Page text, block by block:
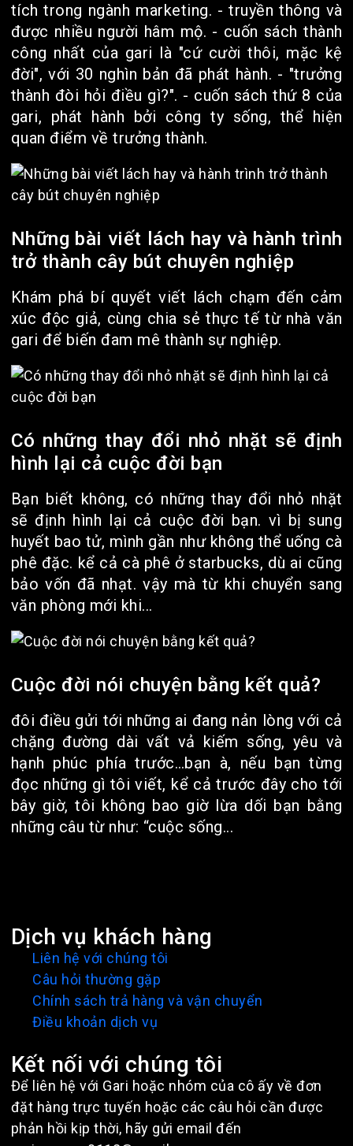
tích trong ngành marketing. - truyền thông và
được nhiều người hâm mộ. - cuốn sách thành
công nhất của gari là "cứ cười thôi, mặc kệ
đời", với 30 nghìn bản đã phát hành. - "trưởng
thành đòi hỏi điều gì?". - cuốn sách thứ 8 của
gari, phát hành bởi công ty sống, thể hiện
quan điểm về trưởng thành.
Những bài viết lách hay và hành trình
trở thành cây bút chuyên nghiệp
Khám phá bí quyết viết lách chạm đến cảm
xúc độc giả, cùng chia sẻ thực tế từ nhà văn
gari để biến đam mê thành sự nghiệp.
Có những thay đổi nhỏ nhặt sẽ định
hình lại cả cuộc đời bạn
Bạn biết không, có những thay đổi nhỏ nhặt
sẽ định hình lại cả cuộc đời bạn. vì bị sung
huyết bao tử, mình gần như không thể uống cà
phê đặc. kể cả cà phê ở starbucks, dù ai cũng
bảo vốn đã nhạt. vậy mà từ khi chuyển sang
văn phòng mới khi...
Cuộc đời nói chuyện bằng kết quả?
đôi điều gửi tới những ai đang nản lòng với cả
chặng đường dài vất vả kiếm sống, yêu và
hạnh phúc phía trước…bạn à, nếu bạn từng
đọc những gì tôi viết, kể cả trước đây cho tới
bây giờ, tôi không bao giờ lừa dối bạn bằng
những câu từ như: “cuộc sống...
Dịch vụ khách hàng
Liên hệ với chúng tôi
Câu hỏi thường gặp
Chính sách trả hàng và vận chuyển
Điều khoản dịch vụ
Kết nối với chúng tôi
Để liên hệ với Gari hoặc nhóm của cô ấy về đơn
đặt hàng trực tuyến hoặc các câu hỏi cần được
phản hồi kịp thời, hãy gửi email đến